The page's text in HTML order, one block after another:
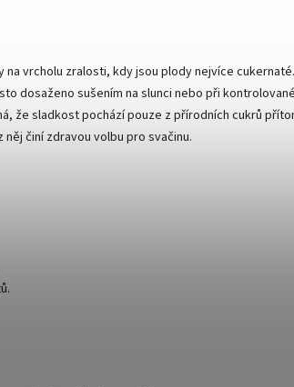
vrcholu zralosti, kdy jsou plody nejvíce cukernaté.
dosaženo sušením na slunci nebo při
že sladkost pochází pouze z přírodních cukrů
něj činí zdravou volbu pro svačinu.